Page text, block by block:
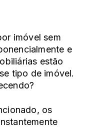
imóvel sem
e
estão
tipo de imóvel.
os